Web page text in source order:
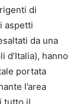
di
aspetti
da una
d’Italia), hanno
portata
l’area